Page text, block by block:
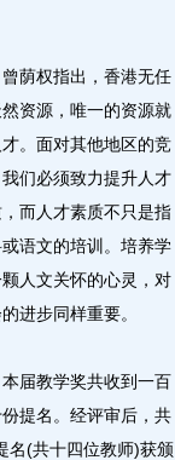
权指出，香港无任
资源，唯一的资源就
。面对其他地区的竞
们必须致力提升人才
而人才素质不只是指
语文的培训。培养学
人文关怀的心灵，对
进步同样重要。
教学奖共收到一百
提名。经评审后，共
名(共十四位教师)获颁